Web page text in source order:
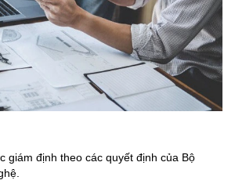
giám định theo các quyết định của Bộ